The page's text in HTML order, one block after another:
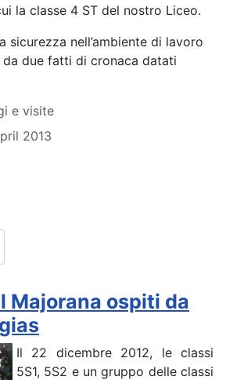
la classe 4 ST del nostro Liceo.
sicurezza nell’ambiente di lavoro
due fatti di cronaca datati
e visite
2013
Majorana ospiti da
Il 22 dicembre 2012, le classi
5S1, 5S2 e un gruppo delle classi